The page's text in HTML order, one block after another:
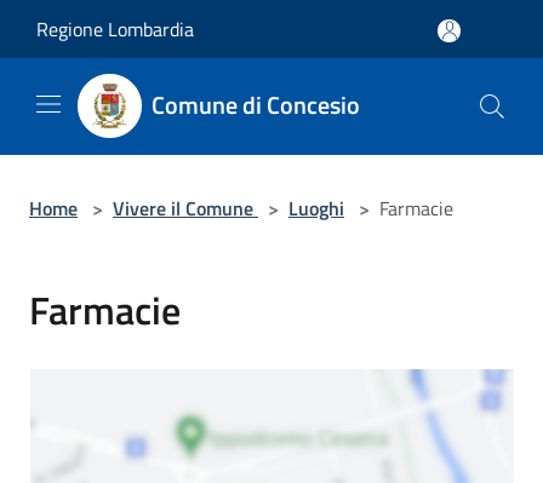
Regione Lombardia
Comune di Concesio
Home > Vivere il Comune > Luoghi > Farmacie
Farmacie